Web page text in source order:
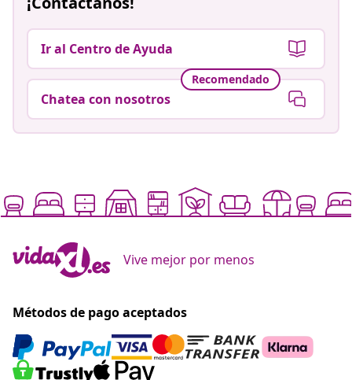
Ir al Centro de Ayuda
Recomendado
Chatea con nosotros
Vive mejor por menos
Métodos de pago aceptados